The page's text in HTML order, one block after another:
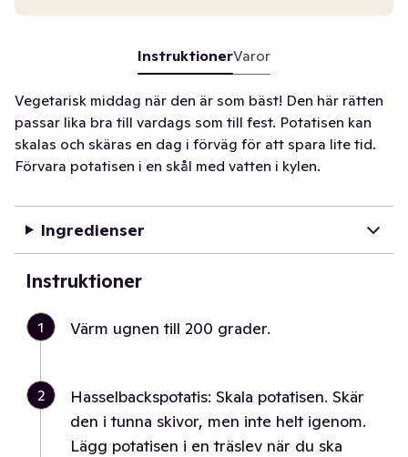
InstruktionerVaror
Vegetarisk middag när den är som bäst! Den här rätten
passar lika bra till vardags som till fest. Potatisen kan
skalas och skäras en dag i förväg för att spara lite tid.
Förvara potatisen i en skål med vatten i kylen.
Ingredienser
Instruktioner
1 Värm ugnen till 200 grader.
2
Hasselbackspotatis: Skala potatisen. Skär
den i tunna skivor, men inte helt igenom.
Lägg potatisen i en träslev när du ska